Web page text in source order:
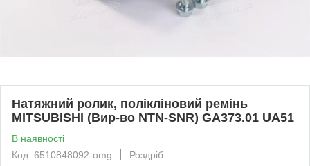
Натяжний ролик, полікліновий ремінь
MITSUBISHI (Вир-во NTN-SNR) GA373.01 UA51
В наявності
Код: 6510848092-omg
Роздріб